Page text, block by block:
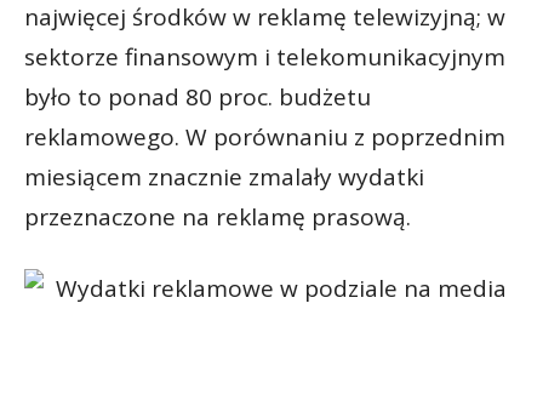
najwięcej środków w reklamę telewizyjną; w
sektorze finansowym i telekomunikacyjnym
było to ponad 80 proc. budżetu
reklamowego. W porównaniu z poprzednim
miesiącem znacznie zmalały wydatki
przeznaczone na reklamę prasową.